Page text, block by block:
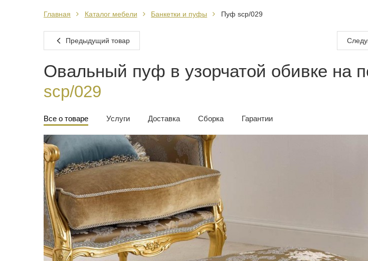
Главная Каталог мебели Банкетки и пуфы Пуф scp/029
Предыдущий товар
Овальный пуф в узорчатой обивке на
scp/029
Все о товаре Услуги Доставка Сборка Гарантии